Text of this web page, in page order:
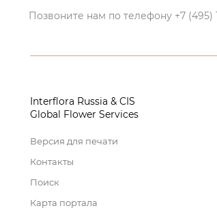
Позвоните нам по телефону +7
Interflora Russia & CIS
Global Flower Services
Версия для печати
Контакты
Поиск
Карта портала